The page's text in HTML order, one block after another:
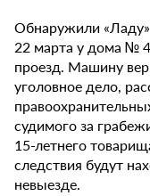
Обнаружили
22 марта у дома №
проезд. Машину
уголовное дело,
судимого за
15-летнего
следствия будут
невыезде.